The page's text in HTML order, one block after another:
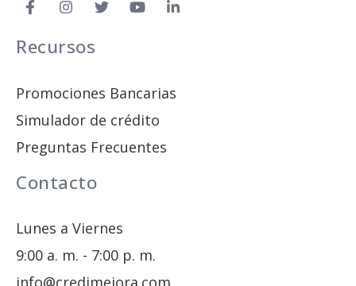
Recursos
Promociones Bancarias
Simulador de crédito
Preguntas Frecuentes
Contacto
Lunes a Viernes
9:00 a. m. - 7:00 p. m.